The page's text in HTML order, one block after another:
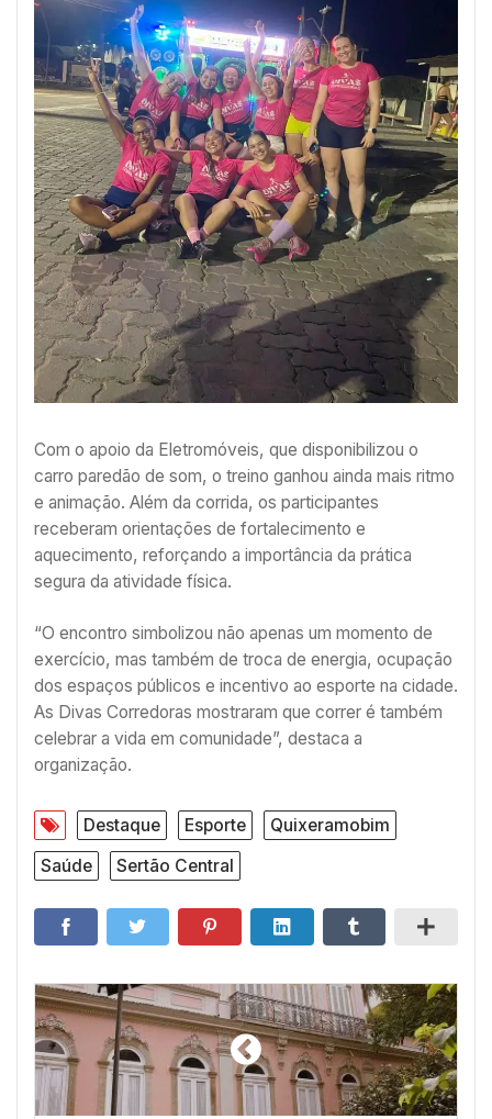
Com o apoio da Eletromóveis, que disponibilizou o
carro paredão de som, o treino ganhou ainda mais ritmo
e animação. Além da corrida, os participantes
receberam orientações de fortalecimento e
aquecimento, reforçando a importância da prática
segura da atividade física.
“O encontro simbolizou não apenas um momento de
exercício, mas também de troca de energia, ocupação
dos espaços públicos e incentivo ao esporte na cidade.
As Divas Corredoras mostraram que correr é também
celebrar a vida em comunidade”, destaca a
organização.
Destaque Esporte
Quixeramobim
Saúde
Sertão Central